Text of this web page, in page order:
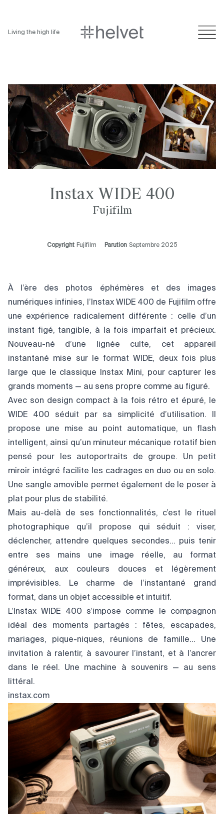
Living the high life
Instax WIDE 400
Fujifilm
Copyright Fujifilm Parution Septembre 2025
À l’ère des photos éphémères et des images
numériques infinies, l’Instax WIDE 400 de Fujifilm offre
une expérience radicalement différente : celle d’un
instant figé, tangible, à la fois imparfait et précieux.
Nouveau-né d’une lignée culte, cet appareil
instantané mise sur le format WIDE, deux fois plus
large que le classique Instax Mini, pour capturer les
grands moments — au sens propre comme au figuré.
Avec son design compact à la fois rétro et épuré, le
WIDE 400 séduit par sa simplicité d’utilisation. Il
propose une mise au point automatique, un flash
intelligent, ainsi qu’un minuteur mécanique rotatif bien
pensé pour les autoportraits de groupe. Un petit
miroir intégré facilite les cadrages en duo ou en solo.
Une sangle amovible permet également de le poser à
plat pour plus de stabilité.
Mais au-delà de ses fonctionnalités, c’est le rituel
photographique qu’il propose qui séduit : viser,
déclencher, attendre quelques secondes… puis tenir
entre ses mains une image réelle, au format
généreux, aux couleurs douces et légèrement
imprévisibles. Le charme de l’instantané grand
format, dans un objet accessible et intuitif.
L’Instax WIDE 400 s’impose comme le compagnon
idéal des moments partagés : fêtes, escapades,
mariages, pique-niques, réunions de famille… Une
invitation à ralentir, à savourer l’instant, et à l’ancrer
dans le réel. Une machine à souvenirs — au sens
littéral.
instax.com